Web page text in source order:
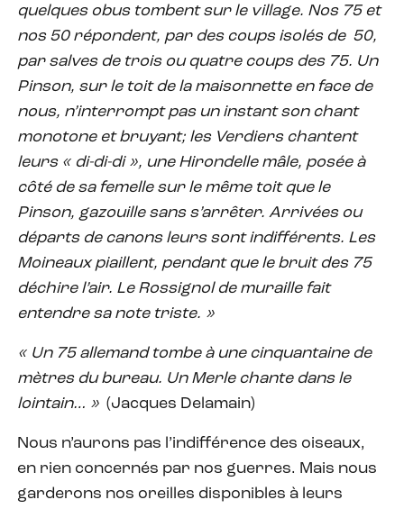
quelques obus tombent sur le village. Nos 75 et
nos 50 répondent, par des coups isolés de 50,
par salves de trois ou quatre coups des 75. Un
Pinson, sur le toit de la maisonnette en face de
nous, n’interrompt pas un instant son chant
monotone et bruyant; les Verdiers chantent
leurs « di-di-di », une Hirondelle mâle, posée à
côté de sa femelle sur le même toit que le
Pinson, gazouille sans s’arrêter. Arrivées ou
départs de canons leurs sont indifférents. Les
Moineaux piaillent, pendant que le bruit des 75
déchire l’air. Le Rossignol de muraille fait
entendre sa note triste. »
« Un 75 allemand tombe à une cinquantaine de
mètres du bureau. Un Merle chante dans le
lointain… » (Jacques Delamain)
Nous n’aurons pas l’indifférence des oiseaux,
en rien concernés par nos guerres. Mais nous
garderons nos oreilles disponibles à leurs